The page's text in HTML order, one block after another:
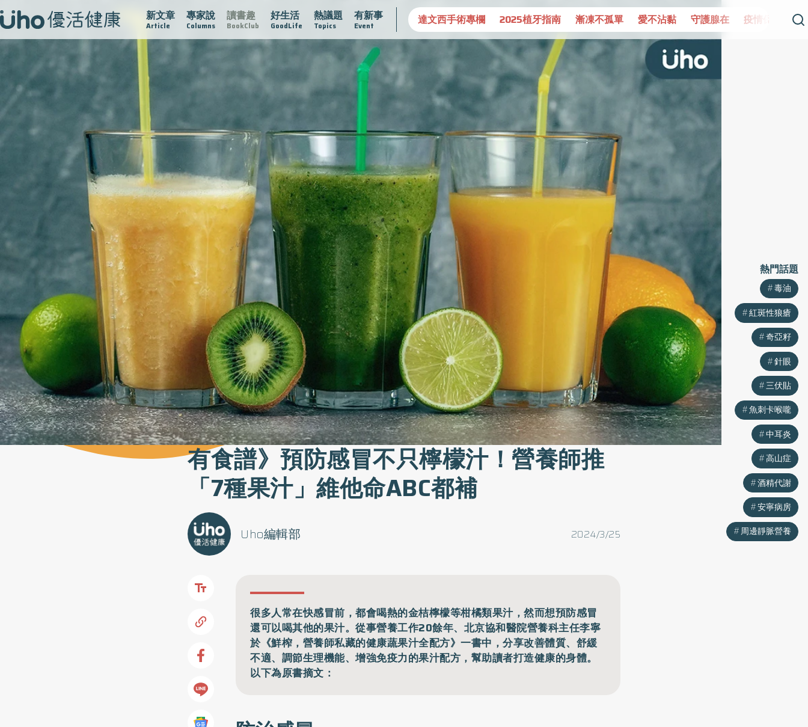
新文章
Article
專家說
Columns
讀書趣
BookClub
好生活
GoodLife
熱議題
Topics
有新事
Event
疫情保衛戰 再生醫學 愛的未來視 認識攝護腺肥大 守護骨骼健康 達文西手術專欄 2025植牙指南 漸凍不孤單 愛不沾黏 守護腺在 疫情保衛戰 再生醫學 愛的
有食譜》預防感冒不只檸檬汁！營養師推
「7種果汁」維他命ABC都補
2024/3/25
Uho編輯部
很多人常在快感冒前，都會喝熱的金桔檸檬等柑橘類果汁，然而想預防感冒
還可以喝其他的果汁。從事營養工作20餘年、北京協和醫院營養科主任李寧
於《鮮榨，營養師私藏的健康蔬果汁全配方》一書中，分享改善體質、舒緩
不適、調節生理機能、增強免疫力的果汁配方，幫助讀者打造健康的身體。
以下為原書摘文：
熱門話題
毒油
紅斑性狼瘡
奇亞籽
針眼
三伏貼
魚刺卡喉嚨
中耳炎
高山症
酒精代謝
安寧病房
周邊靜脈營養